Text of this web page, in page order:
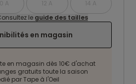
A 12 A
14 A
le guide des tailles
en magasin
en magasin dès 10€ d'achat
gratuits toute la saison
par Tape à l'Oeil